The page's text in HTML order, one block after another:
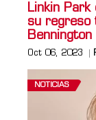
Linkin
su regreso
Bennington
Oct 06, 2023
NOTICIAS